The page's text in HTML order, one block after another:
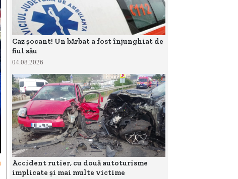
Caz șocant! Un bărbat a fost înjunghiat de
fiul său
04.08.2026
Accident rutier, cu două autoturisme
implicate și mai multe victime